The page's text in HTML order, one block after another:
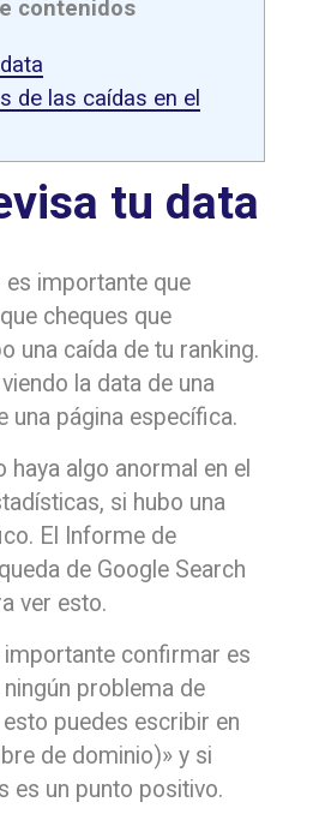
contenidos
de las caídas en el
tu data
es importante que
cheques que
una caída de tu ranking.
la data de una
una página específica.
algo anormal en el
si hubo una
El Informe de
de Google Search
ver esto.
confirmar es
problema de
puedes escribir en
de dominio)» y si
es un punto positivo.